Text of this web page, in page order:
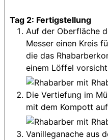
Tag 2: Fertigstellung
Auf der Oberfläche
Messer einen Kreis
die das
einem Löffel
Die Vertiefung im
mit dem Kompott
Vanilleganache aus